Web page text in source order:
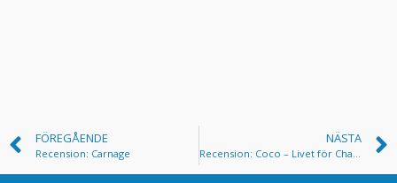
FÖREGÅENDE
Recension: Carnage
NÄSTA
Recension: Coco – Livet för Chanel